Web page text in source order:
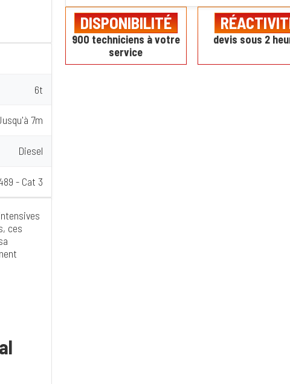
6t
7m
Diesel
- Cat 3
ces
DISPONIBILITÉ
900 techniciens à votre
service
devis sous 2